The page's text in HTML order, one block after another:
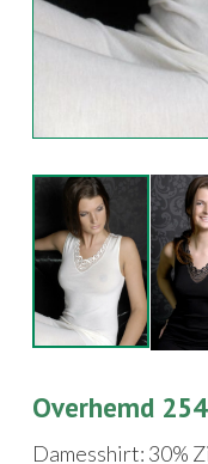
Overhemd
Damesshirt: 30%